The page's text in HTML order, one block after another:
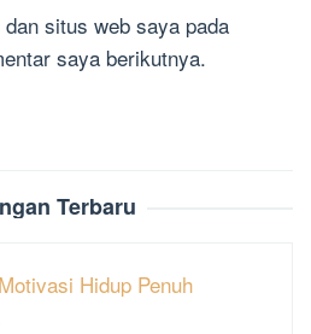
situs web saya pada
saya berikutnya.
Terbaru
Hidup Penuh